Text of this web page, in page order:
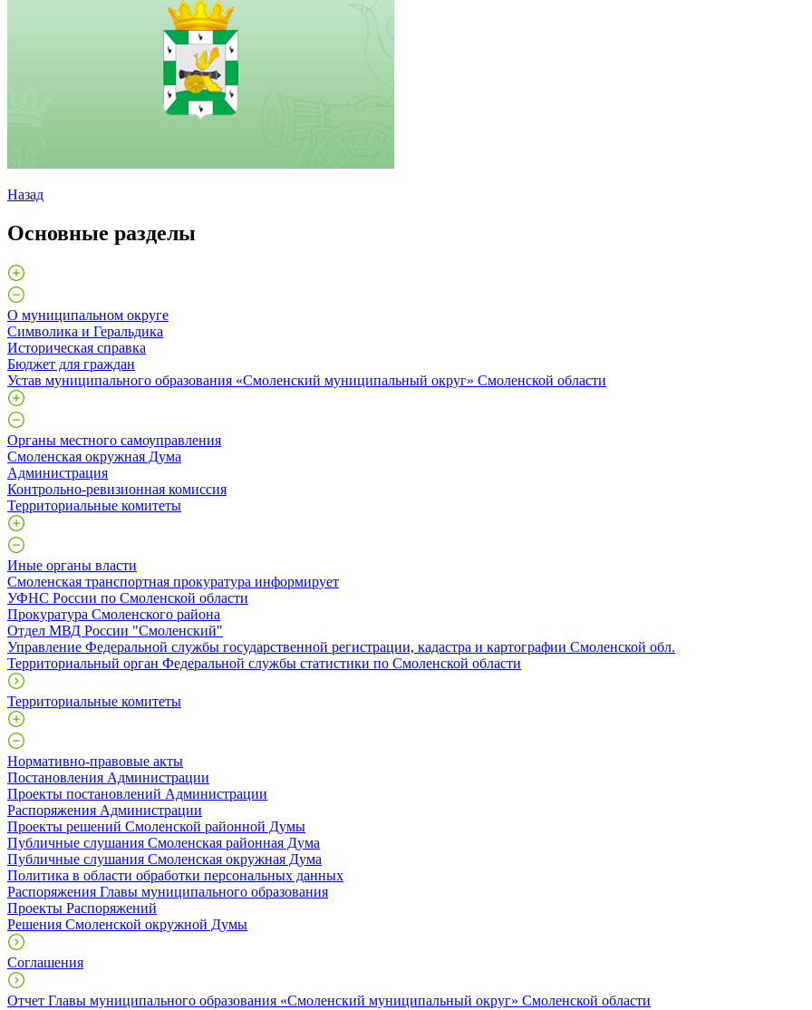
Назад
Основные разделы
О муниципальном округе
Символика и Геральдика
Историческая справка
Бюджет для граждан
Устав муниципального образования «Смоленский муниципальный округ» Смоленской области
Органы местного самоуправления
Смоленская окружная Дума
Администрация
Контрольно-ревизионная комиссия
Территориальные комитеты
Иные органы власти
Смоленская транспортная прокуратура информирует
УФНС России по Смоленской области
Прокуратура Смоленского района
Отдел МВД России "Смоленский"
Управление Федеральной службы государственной регистрации, кадастра и картографии Смоленской обл.
Территориальный орган Федеральной службы статистики по Смоленской области
Территориальные комитеты
Нормативно-правовые акты
Постановления Администрации
Проекты постановлений Администрации
Распоряжения Администрации
Проекты решений Смоленской районной Думы
Публичные слушания Смоленская районная Дума
Публичные слушания Смоленская окружная Дума
Политика в области обработки персональных данных
Распоряжения Главы муниципального образования
Проекты Распоряжений
Решения Смоленской окружной Думы
Соглашения
Отчет Главы муниципального образования «Смоленский муниципальный округ» Смоленской области